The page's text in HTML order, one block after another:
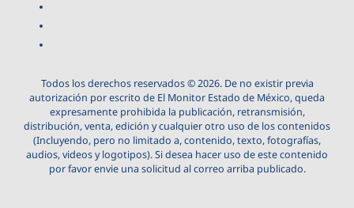
Todos los derechos reservados © 2026. De no existir previa
autorización por escrito de El Monitor Estado de México, queda
expresamente prohibida la publicación, retransmisión,
distribución, venta, edición y cualquier otro uso de los contenidos
(Incluyendo, pero no limitado a, contenido, texto, fotografías,
audios, videos y logotipos). Si desea hacer uso de este contenido
por favor envie una solicitud al correo arriba publicado.